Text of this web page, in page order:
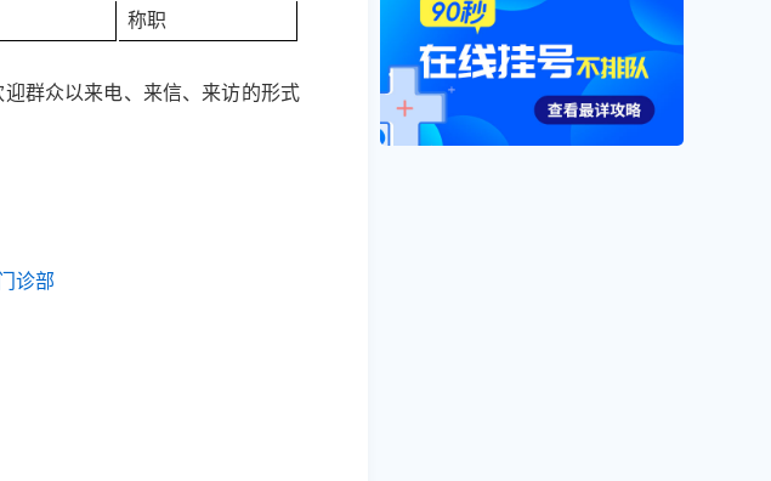
称职
群众以来电、来信、来访的形式
诊部